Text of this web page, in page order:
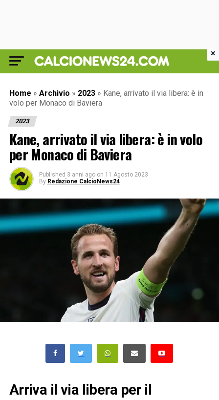
Home » Archivio » 2023 » Kane, arrivato il via libera: è in
volo per Monaco di Baviera
2023
Kane, arrivato il via libera: è in volo
per Monaco di Baviera
Published 3 anni ago on 11 Agosto 2023
By Redazione CalcioNews24
Arriva il via libera per il
×